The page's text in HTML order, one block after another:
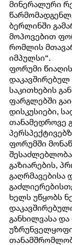
ᲮᲨᲘᲠᲐᲓ
ᲛᲘᲛᲓᲘᲜᲐᲠᲔ
ᲐᲜᲒᲐᲠᲘᲨᲔᲑᲘ
მინერალური
ბერლინში
მოპოვებით
რომლის
იმპულსი“.
ფორუმი
საკითხების
ფარგლებში
დისკუსიები,
თანამედროვე
ფორუმში
გაზიარების,
ხელს უწყობს
განხილვასა